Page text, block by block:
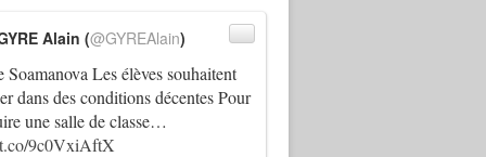
Soamanova Les élèves souhaitent
dans des conditions décentes Pour
une salle de classe…
9c0VxiAftX
Alain (@GYREAlain)